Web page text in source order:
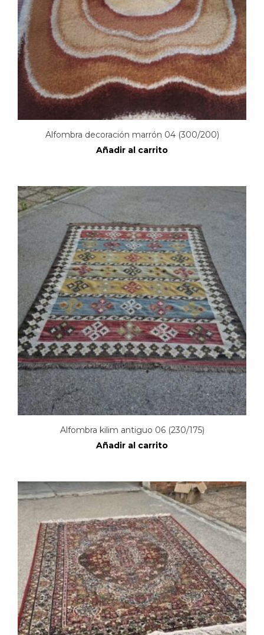
Alfombra decoración marrón 04 (300/200)
Añadir al carrito
Alfombra kilim antiguo 06 (230/175)
Añadir al carrito